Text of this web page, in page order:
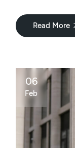
Read More
06
Feb